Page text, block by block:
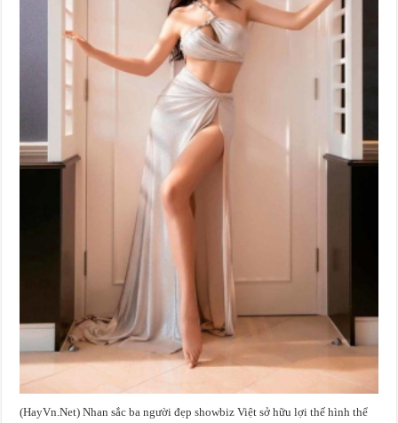
(HayVn.Net) Nhan sắc ba người đẹp showbiz Việt sở hữu lợi thế hình thể